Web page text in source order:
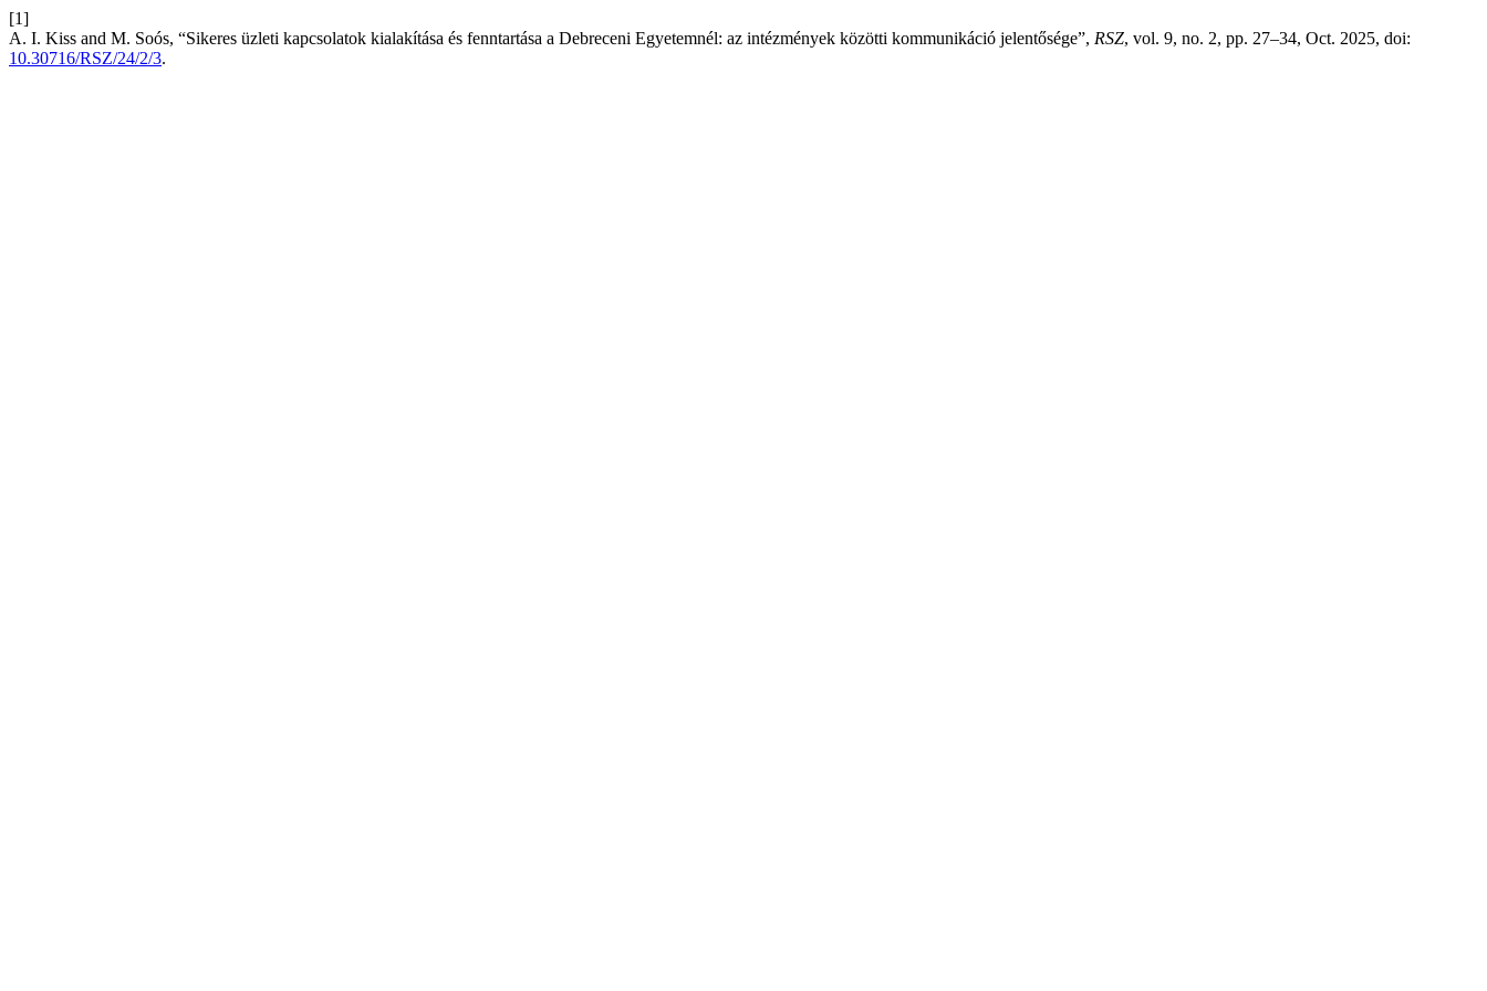
[1]
A. I. Kiss and M. Soós, “Sikeres üzleti kapcsolatok kialakítása és fenntartása a Debreceni Egyetemnél: az intézmények közötti kommunikáció jelentősége”, RSZ, vol. 9, no. 2, pp. 27–34, Oct. 2025, doi:
10.30716/RSZ/24/2/3.